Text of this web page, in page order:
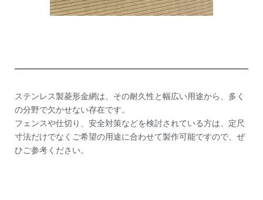
ステンレス製菱形金網は、その耐久性と幅広い用途から、多く
の分野で欠かせない存在です。
フェンスや仕切り、安全対策などを検討されている方は、定尺
寸法だけでなくご希望の用途に合わせて製作可能ですので、ぜ
ひご参考ください。